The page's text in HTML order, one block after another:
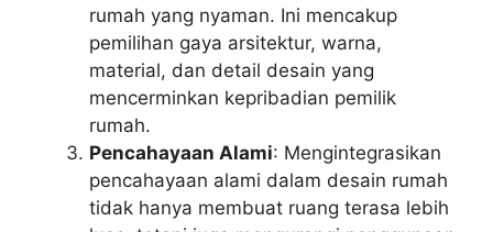
rumah yang nyaman. Ini mencakup
pemilihan gaya arsitektur, warna,
material, dan detail desain yang
mencerminkan kepribadian pemilik
rumah.
Pencahayaan Alami: Mengintegrasikan
pencahayaan alami dalam desain rumah
tidak hanya membuat ruang terasa lebih